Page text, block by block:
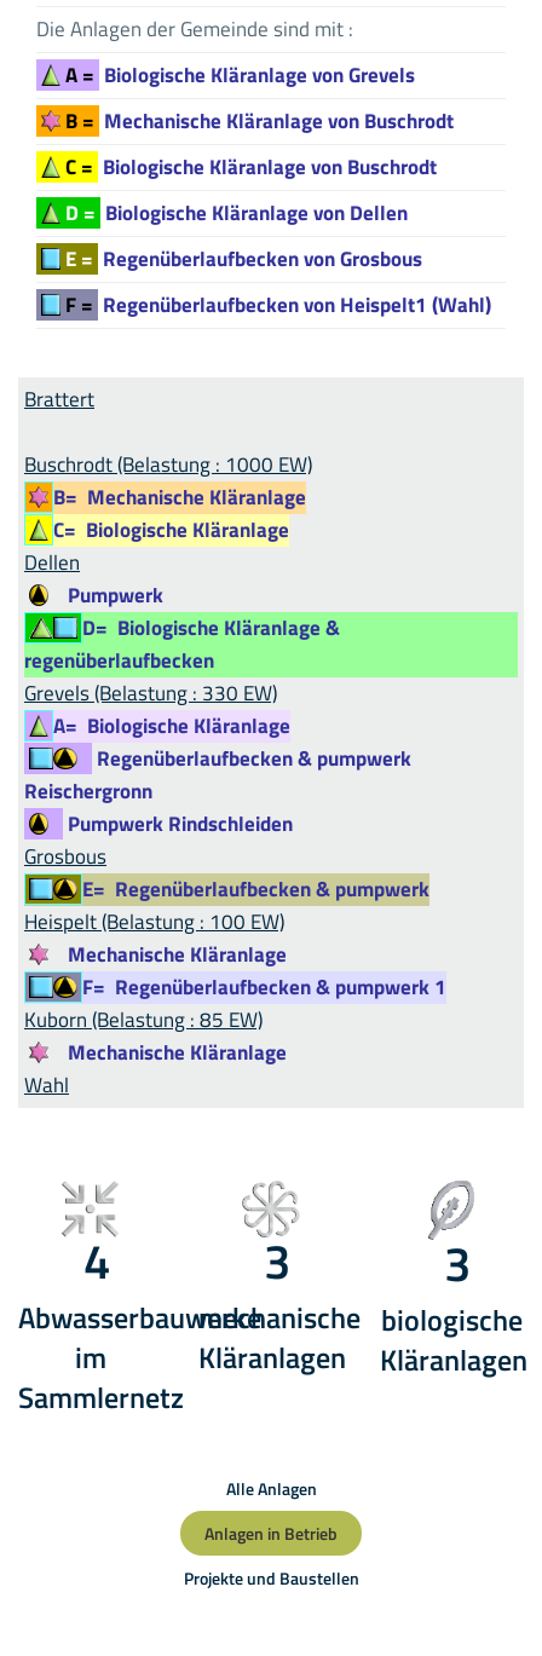
Die Anlagen der Gemeinde sind mit :
A = Biologische Kläranlage von Grevels
B = Mechanische Kläranlage von Buschrodt
C = Biologische Kläranlage von Buschrodt
D = Biologische Kläranlage von Dellen
E = Regenüberlaufbecken von Grosbous
F = Regenüberlaufbecken von Heispelt1 (Wahl)
Brattert
Buschrodt (Belastung : 1000 EW)
B= Mechanische Kläranlage
C= Biologische Kläranlage
Dellen
Pumpwerk
D= Biologische Kläranlage &
regenüberlaufbecken
Grevels (Belastung : 330 EW)
A= Biologische Kläranlage
Regenüberlaufbecken & pumpwerk
Reischergronn
Pumpwerk Rindschleiden
Grosbous
E= Regenüberlaufbecken & pumpwerk
Heispelt (Belastung : 100 EW)
Mechanische Kläranlage
F=
Regenüberlaufbecken & pumpwerk 1
Kuborn (Belastung : 85 EW)
Mechanische Kläranlage
Wahl
4
Abwasserbauwerke
im
Sammlernetz
3
mechanische
Kläranlagen
3
biologische
Kläranlagen
Alle Anlagen
Anlagen in Betrieb
Projekte und Baustellen